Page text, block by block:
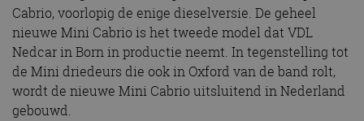
Cabrio, voorlopig de enige dieselversie. De geheel
nieuwe Mini Cabrio is het tweede model dat VDL
Nedcar in Born in productie neemt. In tegenstelling tot
de Mini driedeurs die ook in Oxford van de band rolt,
wordt de nieuwe Mini Cabrio uitsluitend in Nederland
gebouwd.